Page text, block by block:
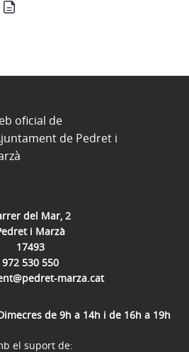
del Mar, 2
i Marzà
17493
972 530 550
marza.cat
de 9h a 14h i de 16h a 19h
oficial de
de Pedret i
el suport de: